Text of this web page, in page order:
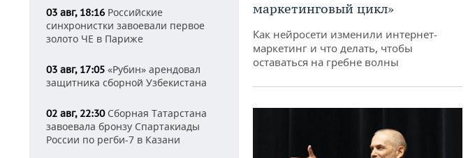
03 авг, 18:16 Российские
синхронистки завоевали первое
золото ЧЕ в Париже
03 авг, 17:05 «Рубин» арендовал
защитника сборной Узбекистана
02 авг, 22:30Сборная Татарстана
завоевала бронзу Спартакиады
России по регби-7 в Казани
маркетинговый цикл»
Как нейросети изменили интернет-
маркетинг и что делать, чтобы
оставаться на гребне волны